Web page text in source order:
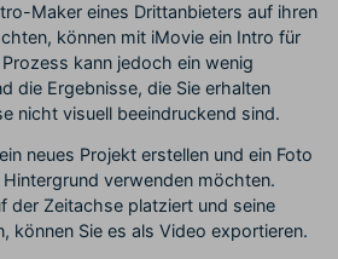
Maker eines Drittanbieters auf ihren
können mit iMovie ein Intro für
kann jedoch ein wenig
die Ergebnisse, die Sie erhalten
nicht visuell beeindruckend sind.
neues Projekt erstellen und ein Foto
verwenden möchten.
der Zeitachse platziert und seine
können Sie es als Video exportieren.